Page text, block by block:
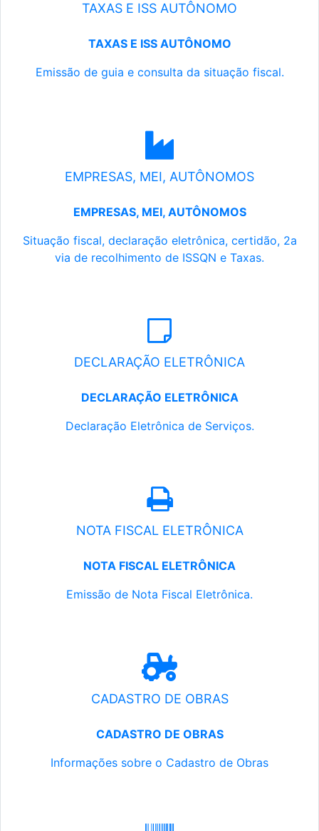
TAXAS E ISS AUTÔNOMO
TAXAS E ISS AUTÔNOMO
Emissão de guia e consulta da situação fiscal.
EMPRESAS, MEI, AUTÔNOMOS
EMPRESAS, MEI, AUTÔNOMOS
Situação fiscal, declaração eletrônica, certidão, 2a
via de recolhimento de ISSQN e Taxas.
DECLARAÇÃO ELETRÔNICA
DECLARAÇÃO ELETRÔNICA
Declaração Eletrônica de Serviços.
NOTA FISCAL ELETRÔNICA
NOTA FISCAL ELETRÔNICA
Emissão de Nota Fiscal Eletrônica.
CADASTRO DE OBRAS
CADASTRO DE OBRAS
Informações sobre o Cadastro de Obras